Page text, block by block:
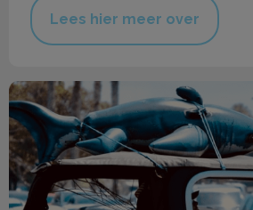
Lees hier meer over
Vakantie en uw huisdier